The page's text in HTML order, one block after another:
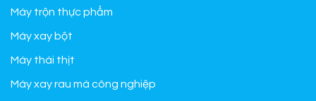
Máy trộn thực phẩm
Máy xay bột
Máy thái thịt
Máy xay rau má công nghiệp